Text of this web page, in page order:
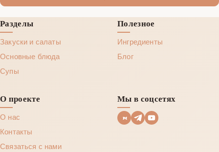
Разделы
Закуски и салаты
Основные блюда
Супы
Полезное
Ингредиенты
Блог
О проекте
О нас
Контакты
Связаться с нами
Мы в соцсетях